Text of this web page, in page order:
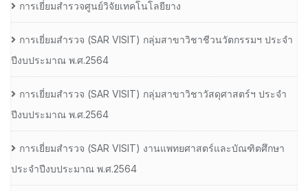
การเยี่ยมสำรวจศูนย์วิจัยเทคโนโลยียาง
การเยี่ยมสํารวจ (SAR VISIT) กลุ่มสาขาวิชาชีวนวัตกรรมฯ ประจํา
ปีงบประมาณ พ.ศ.2564
การเยี่ยมสํารวจ (SAR VISIT) กลุ่มสาขาวิชาวัสดุศาสตร์ฯ ประจํา
ปีงบประมาณ พ.ศ.2564
การเยี่ยมสํารวจ (SAR VISIT) งานแพทยศาสตร์และบัณฑิตศึกษา
ประจําปีงบประมาณ พ.ศ.2564